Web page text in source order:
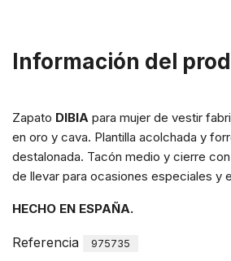
Información del
Zapato DIBIA para mujer de vestir
en oro y cava. Plantilla acolchada y
destalonada. Tacón medio y cierre
de llevar para ocasiones especiales y
HECHO EN ESPAÑA.
Referencia 975735